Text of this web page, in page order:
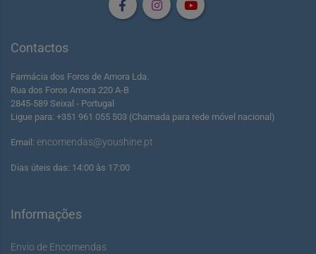
Contactos
Farmácia dos Foros de Amora Lda.
Rua dos Foros Amora 220 A-B
2845-589 Seixal - Portugal
Ligue para: +351 961 055 503 (Chamada para rede móvel nacional)
Email: encomendas@youshine.pt
Dias úteis das: 14:00 às 17:00
Informações
Envio de Encomendas